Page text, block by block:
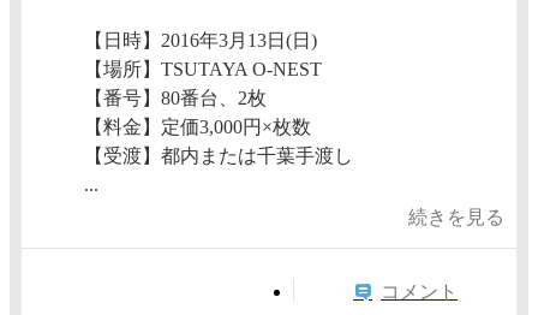
【日時】2016年3月13日(日)
【場所】TSUTAYA O-NEST
【番号】80番台、2枚
【料金】定価3,000円×枚数
【受渡】都内または千葉手渡し
...
続きを見る
コメント